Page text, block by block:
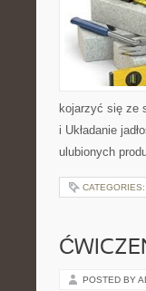
kojarzyć się ze
i Układanie
ulubionych
CATEGORIES:
POSTED BY